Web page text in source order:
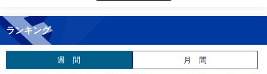
ランキング
週 間 月 間